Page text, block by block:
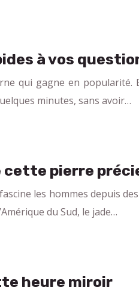
à vos
qui gagne en
minutes, sans avoir…
pierre
les hommes depuis
du Sud, le jade…
heure miroir